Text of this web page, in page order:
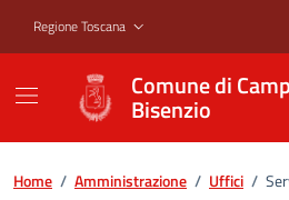
Regione Toscana
Comune di
Bisenzio
Home / Amministrazione / Uffici /